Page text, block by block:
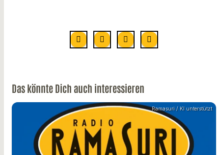
Das könnte Dich auch interessieren
Ramasuri / KI unterstützt